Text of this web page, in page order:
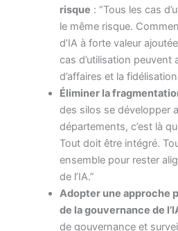
risque : “Tous les cas
le même risque.
d’IA à forte valeur
cas d’utilisation peuvent
d’affaires et la
Éliminer la
des silos se développer
départements, c’est là
Tout doit être intégré.
ensemble pour rester
de l’IA.”
Adopter une approche
de la gouvernance de
de gouvernance et